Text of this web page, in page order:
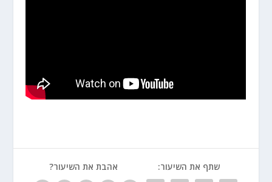
שתף את השיעור: אהבת את השיעור?